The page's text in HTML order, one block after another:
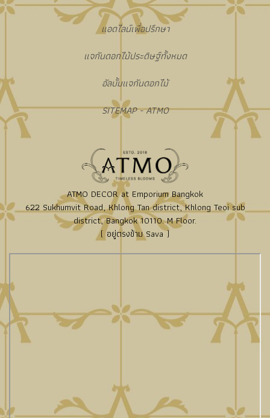
แอดไลน์เพื่อปรึกษา
แจกันดอกไม้ประดิษฐ์ทั้งหมด
อัลบั้มแจกันดอกไม้
SITEMAP - ATMO
ATMO DECOR at Emporium Bangkok
622 Sukhumvit Road, Khlong Tan district, Khlong Teoi sub
district, Bangkok 10110. M Floor.
( อยู่ตรงข้าม Sava )